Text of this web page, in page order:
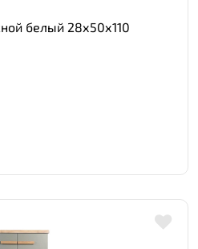
белый 28х50х110